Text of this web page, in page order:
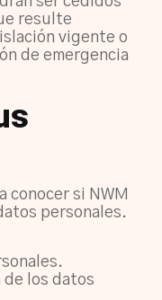
resulte
vigente o
de emergencia
conocer si NWM
personales.
los datos